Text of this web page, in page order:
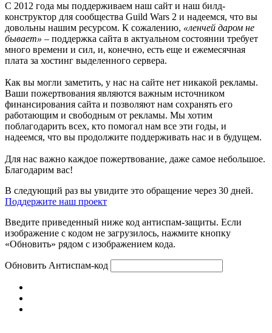
С 2012 года мы поддерживаем наш сайт и наш билд-
конструктор для сообщества Guild Wars 2 и надеемся, что вы
довольны нашим ресурсом. К сожалению, «ленчей даром не
бывает» – поддержка сайта в актуальном состоянии требует
много времени и сил, и, конечно, есть еще и ежемесячная
плата за хостинг выделенного сервера.
Как вы могли заметить, у нас на сайте нет никакой рекламы.
Ваши пожертвования являются важным источником
финансирования сайта и позволяют нам сохранять его
работающим и свободным от рекламы. Мы хотим
поблагодарить всех, кто помогал нам все эти годы, и
надеемся, что вы продолжите поддерживать нас и в будущем.
Для нас важно каждое пожертвование, даже самое небольшое.
Благодарим вас!
В следующий раз вы увидите это обращение через 30 дней.
Поддержите наш проект
Введите приведенный ниже код антиспам-защиты. Если
изображение с кодом не загрузилось, нажмите кнопку
«Обновить» рядом с изображением кода.
Обновить Антиспам-код